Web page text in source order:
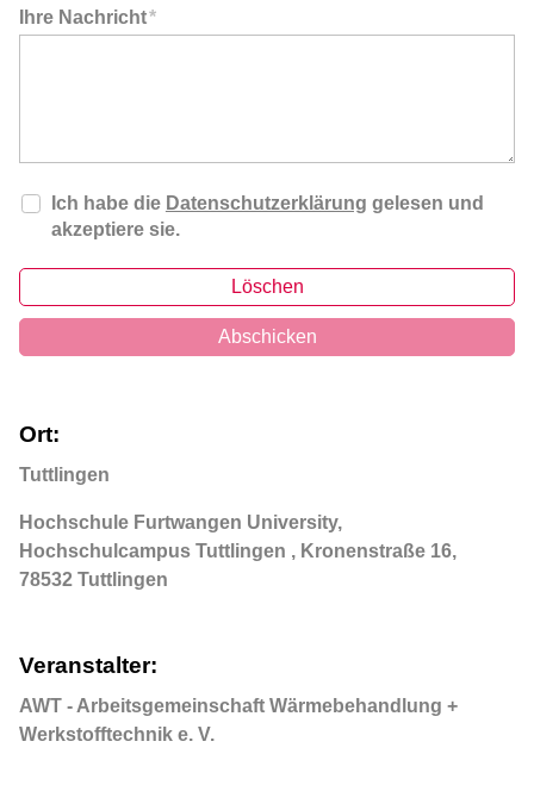
Ihre Nachricht*
Ich habe die Datenschutzerklärung gelesen und
akzeptiere sie.
Löschen
Abschicken
Ort:
Tuttlingen
Hochschule Furtwangen University,
Hochschulcampus Tuttlingen , Kronenstraße 16,
78532 Tuttlingen
Veranstalter:
AWT - Arbeitsgemeinschaft Wärmebehandlung +
Werkstofftechnik e. V.